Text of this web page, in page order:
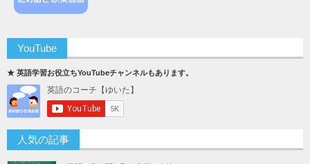
YouTube
★ 英語学習お役立ちYouTubeチャンネルもあります。
人気の記事